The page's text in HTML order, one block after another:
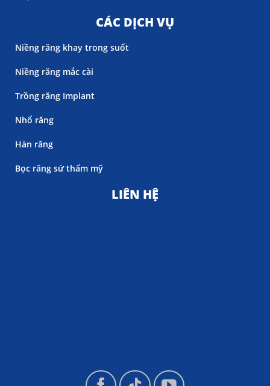
CÁC DỊCH VỤ
Niềng răng khay trong suốt
Niềng răng mắc cài
Trồng răng Implant
Nhổ răng
Hàn răng
Bọc răng sứ thẩm mỹ
LIÊN HỆ